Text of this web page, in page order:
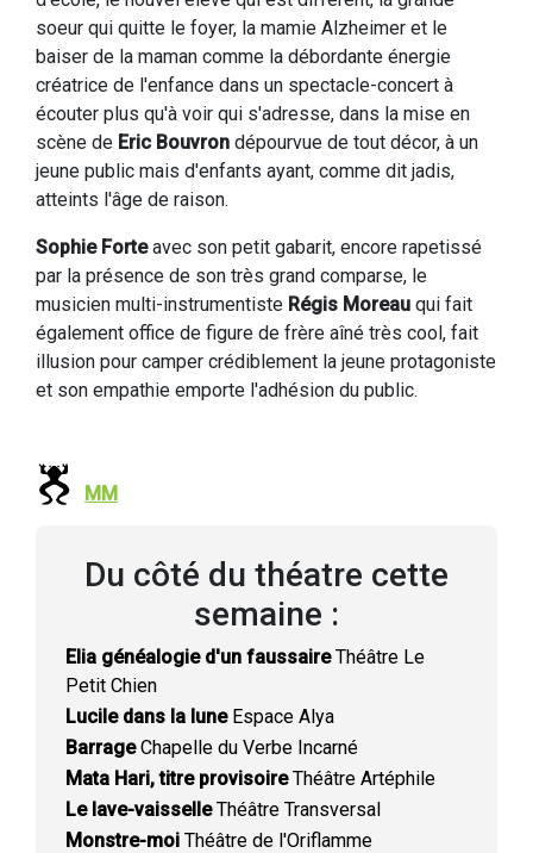
soeur qui quitte le foyer, la mamie Alzheimer et le
baiser de la maman comme la débordante énergie
créatrice de l'enfance dans un spectacle-concert à
écouter plus qu'à voir qui s'adresse, dans la mise en
scène de Eric Bouvron dépourvue de tout décor, à un
jeune public mais d'enfants ayant, comme dit jadis,
atteints l'âge de raison.
Sophie Forteavec son petit gabarit, encore rapetissé
par la présence de son très grand comparse, le
musicien multi-instrumentiste Régis Moreau qui fait
également office de figure de frère aîné très cool, fait
illusion pour camper crédiblement la jeune protagoniste
et son empathie emporte l'adhésion du public.
MM
Du côté du théatre cette
semaine :
Elia généalogie d'un faussaireThéâtre Le
Petit Chien
Lucile dans la luneEspace Alya
BarrageChapelle du Verbe Incarné
Mata Hari, titre provisoireThéâtre Artéphile
Le lave-vaisselleThéâtre Transversal
Monstre-moi Théâtre de l'Oriflamme